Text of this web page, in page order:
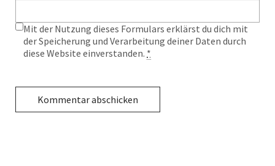
Mit der Nutzung dieses Formulars erklärst du dich mit
der Speicherung und Verarbeitung deiner Daten durch
diese Website einverstanden. *